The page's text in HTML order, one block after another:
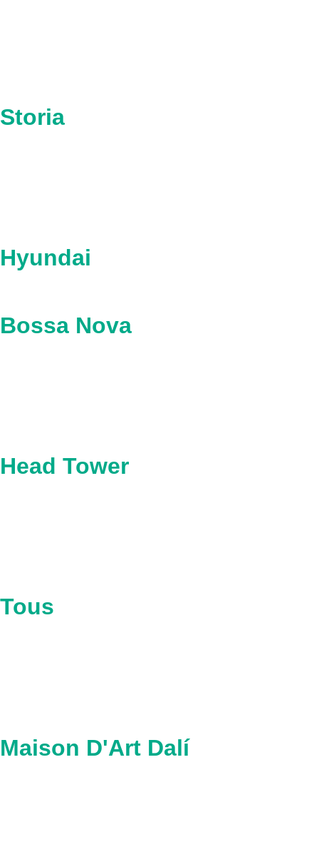
Storia
Hyundai
Bossa Nova
Head Tower
Tous
Maison D'Art Dalí